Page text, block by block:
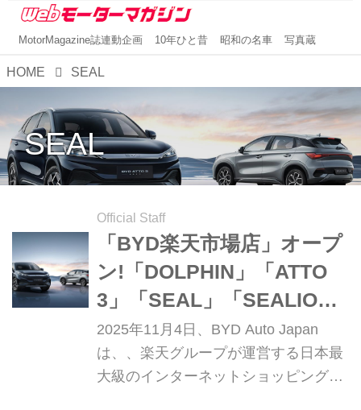
MotorMagazine誌連動企画 10年ひと昔 昭和の名車 写真蔵
HOME SEAL
SEAL
Official Staff
「BYD楽天市場店」オープ
ン!「DOLPHIN」「ATTO
3」「SEAL」「SEALION
7」がECモールで買える!!
2025年11月4日、BYD Auto Japan
は、、楽天グループが運営する日本最
大級のインターネットショッピングモ